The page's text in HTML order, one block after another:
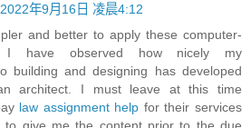
2022年9月16日 凌晨4:12
and better to apply these computer-
I have observed how nicely my
building and designing has developed
architect. I must leave at this time
law assignment help for their services